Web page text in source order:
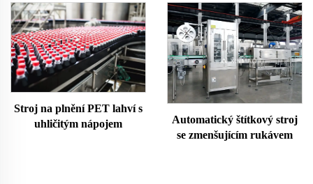
Stroj na plnění PET lahví s
uhličitým nápojem
Automatický štítkový stroj
se zmenšujícím rukávem